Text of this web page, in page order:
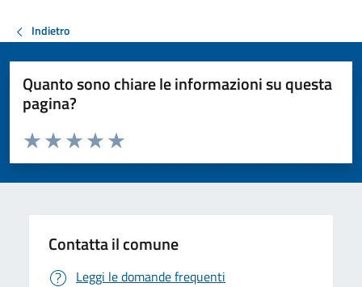
Indietro
Quanto sono chiare le informazioni su questa
pagina?
Valuta da 1 a 5 stelle la pagina
Valuta 5 stelle su 5
Valuta 4 stelle su 5
Valuta 3 stelle su 5
Valuta 2 stelle su 5
Valuta 1 stelle su 5
Contatta il comune
Leggi le domande frequenti